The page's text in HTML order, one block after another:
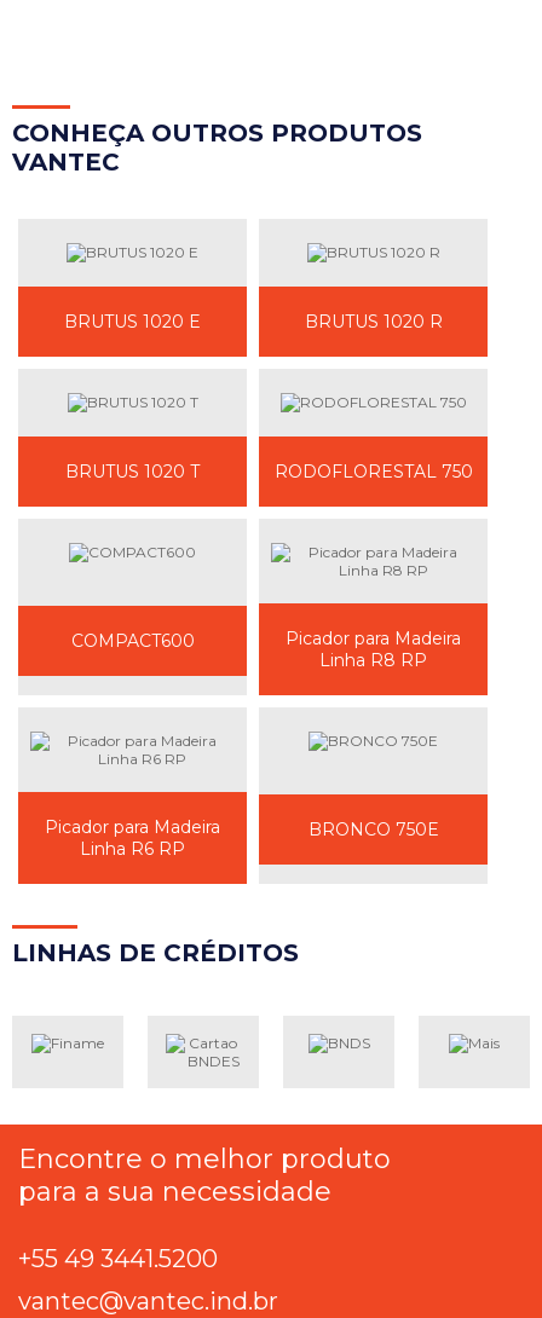
CONHEÇA OUTROS PRODUTOS
VANTEC
BRUTUS 1020 E BRUTUS 1020 R
BRUTUS 1020 T RODOFLORESTAL 750
COMPACT600
Picador para Madeira
Linha R8 RP
Picador para Madeira
Linha R6 RP
BRONCO 750E
LINHAS DE CRÉDITOS
Encontre o melhor produto
para a sua necessidade
+55 49 3441.5200
vantec@vantec.ind.br